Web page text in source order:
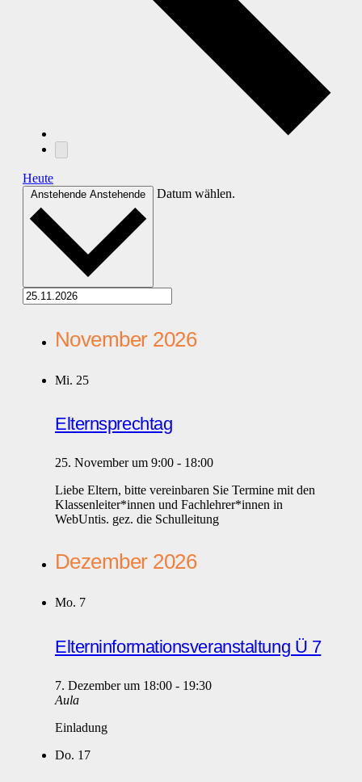
Heute
Anstehende Anstehende Datum wählen.
November 2026
Mi. 25
Elternsprechtag
25. November um 9:00 - 18:00
Liebe Eltern, bitte vereinbaren Sie Termine mit den
Klassenleiter*innen und Fachlehrer*innen in
WebUntis. gez. die Schulleitung
Dezember 2026
Mo. 7
Elterninformationsveranstaltung Ü 7
7. Dezember um 18:00 - 19:30
Aula
Einladung
Do. 17